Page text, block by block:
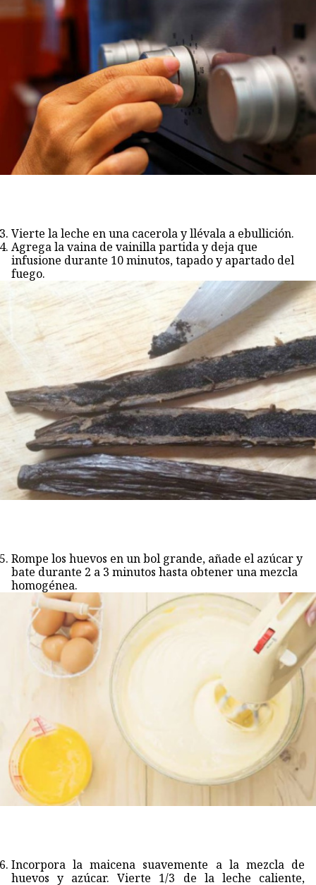
Vierte la leche en una cacerola y llévala a ebullición.
Agrega la vaina de vainilla partida y deja que
infusione durante 10 minutos, tapado y apartado del
fuego.
Rompe los huevos en un bol grande, añade el azúcar y
bate durante 2 a 3 minutos hasta obtener una mezcla
homogénea.
Incorpora la maicena suavemente a la mezcla de
huevos y azúcar. Vierte 1/3 de la leche caliente,